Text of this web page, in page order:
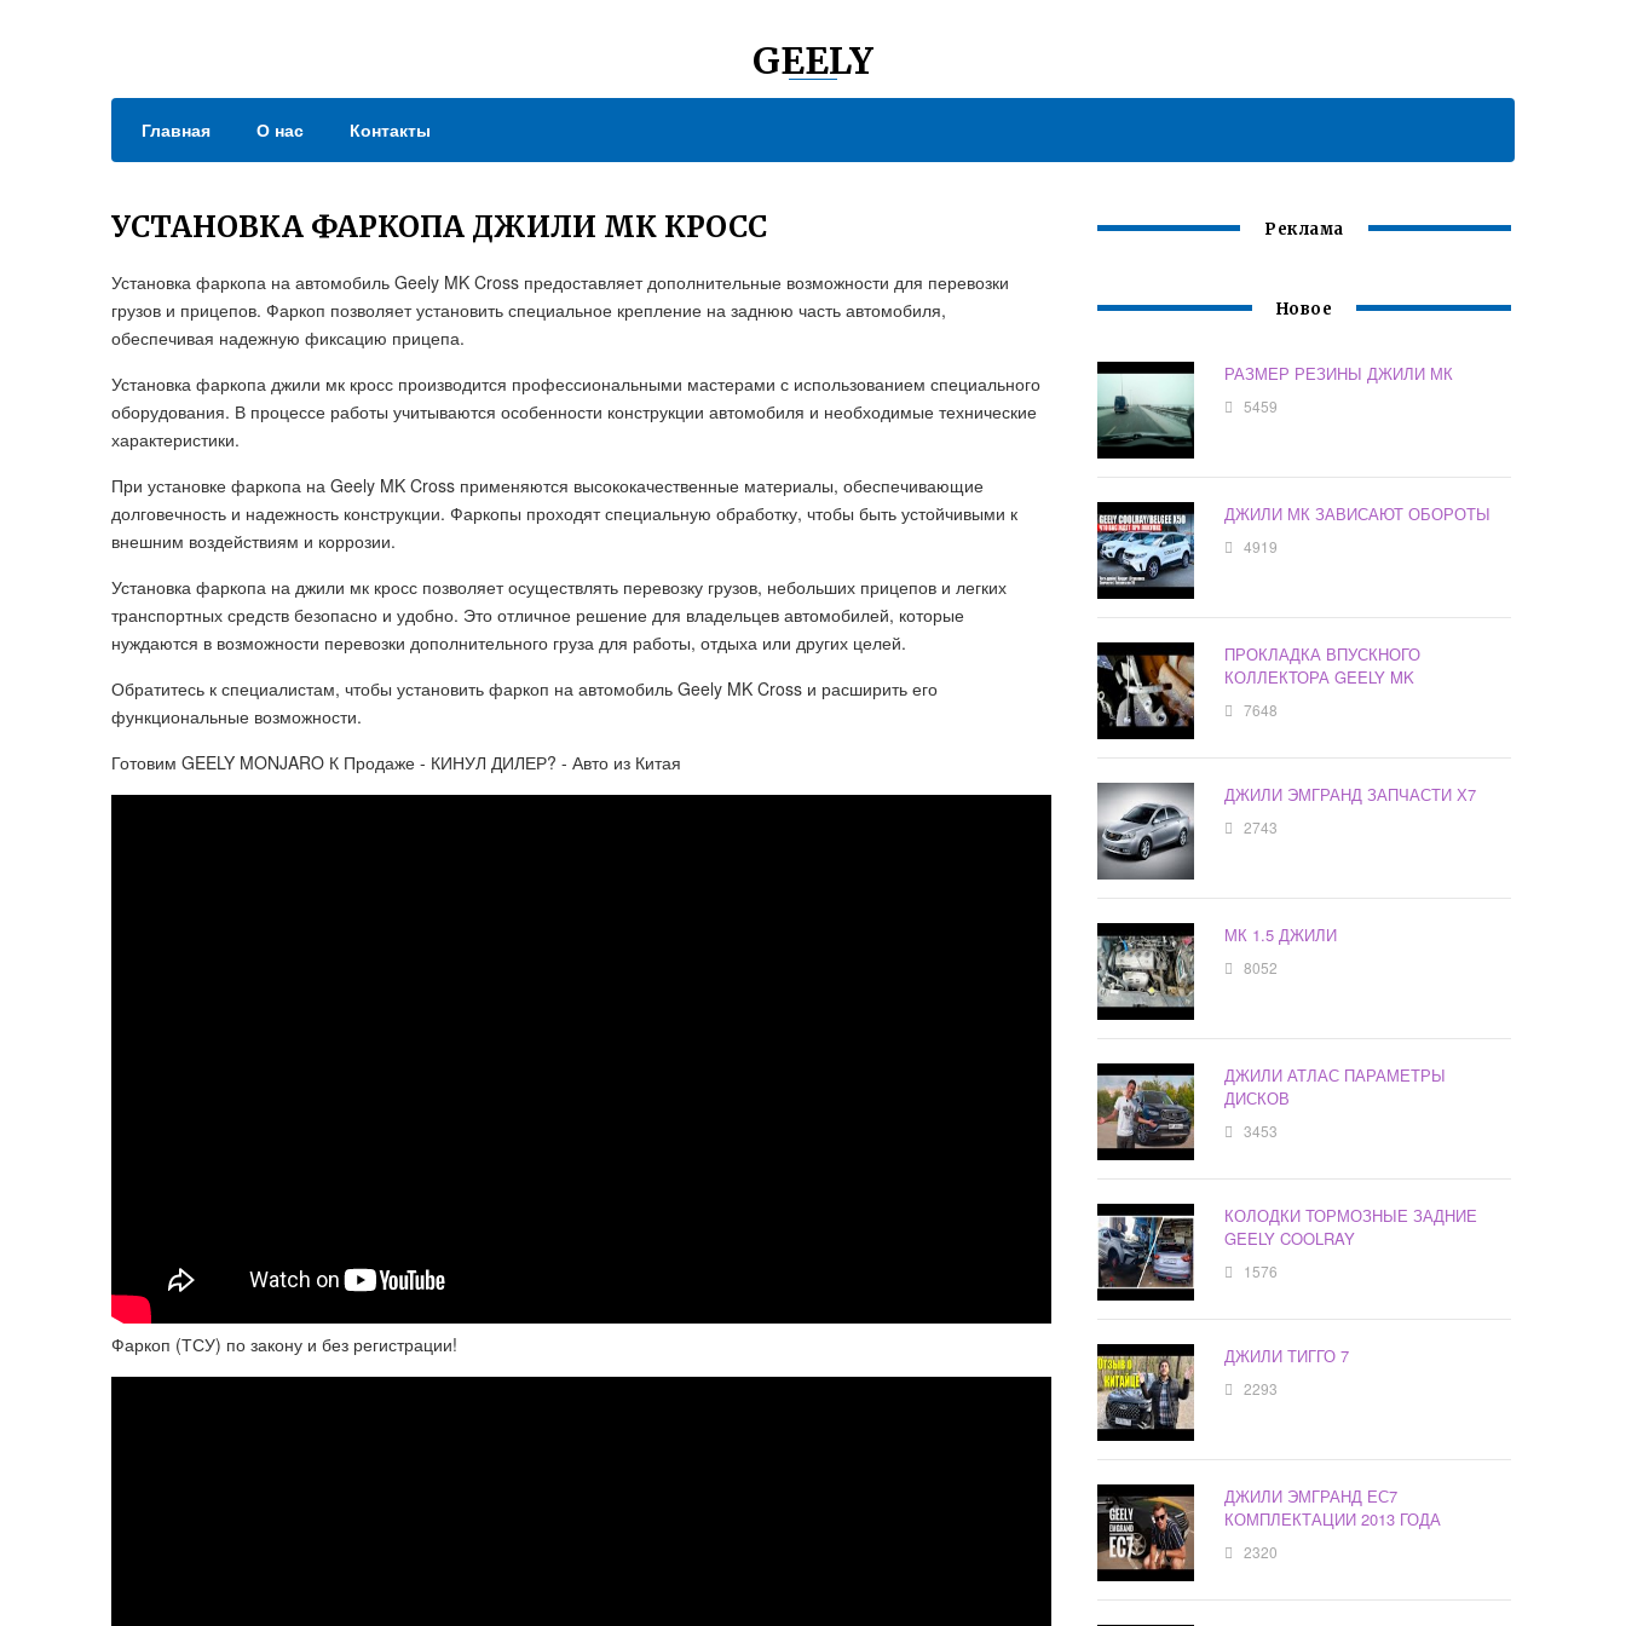
GEELY
Главная О нас Контакты
УСТАНОВКА ФАРКОПА ДЖИЛИ МК КРОСС
Установка фаркопа на автомобиль Geely MK Cross предоставляет дополнительные возможности для перевозки
грузов и прицепов. Фаркоп позволяет установить специальное крепление на заднюю часть автомобиля,
обеспечивая надежную фиксацию прицепа.
Установка фаркопа джили мк кросс производится профессиональными мастерами с использованием специального
оборудования. В процессе работы учитываются особенности конструкции автомобиля и необходимые технические
характеристики.
При установке фаркопа на Geely MK Cross применяются высококачественные материалы, обеспечивающие
долговечность и надежность конструкции. Фаркопы проходят специальную обработку, чтобы быть устойчивыми к
внешним воздействиям и коррозии.
Установка фаркопа на джили мк кросс позволяет осуществлять перевозку грузов, небольших прицепов и легких
транспортных средств безопасно и удобно. Это отличное решение для владельцев автомобилей, которые
нуждаются в возможности перевозки дополнительного груза для работы, отдыха или других целей.
Обратитесь к специалистам, чтобы установить фаркоп на автомобиль Geely MK Cross и расширить его
функциональные возможности.
Готовим GEELY MONJARO К Продаже - КИНУЛ ДИЛЕР? - Авто из Китая
Фаркоп (ТСУ) по закону и без регистрации!
Реклама
Новое
РАЗМЕР РЕЗИНЫ ДЖИЛИ МК
5459
ДЖИЛИ МК ЗАВИСАЮТ ОБОРОТЫ
4919
ПРОКЛАДКА ВПУСКНОГО
КОЛЛЕКТОРА GEELY MK
7648
ДЖИЛИ ЭМГРАНД ЗАПЧАСТИ Х7
2743
МК 1.5 ДЖИЛИ
8052
ДЖИЛИ АТЛАС ПАРАМЕТРЫ
ДИСКОВ
3453
КОЛОДКИ ТОРМОЗНЫЕ ЗАДНИЕ
GEELY COOLRAY
1576
ДЖИЛИ ТИГГО 7
2293
ДЖИЛИ ЭМГРАНД ЕС7
КОМПЛЕКТАЦИИ 2013 ГОДА
2320